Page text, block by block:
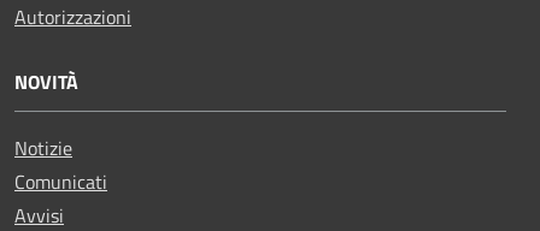
Autorizzazioni
NOVITÀ
Notizie
Comunicati
Avvisi